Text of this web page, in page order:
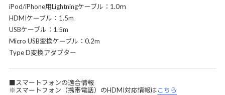
iPod/iPhone用Lightningケーブル：1.0ｍ
HDMIケーブル：1.5m
USBケーブル：1.5m
Micro USB変換ケーブル：0.2m
Type D変換アダプター
■スマートフォンの適合情報
※スマートフォン（携帯電話）のHDMI対応情報はこちら